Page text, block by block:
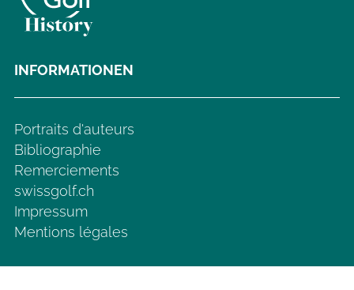
INFORMATIONEN
Portraits d'auteurs
Bibliographie
Remerciements
swissgolf.ch
Impressum
Mentions légales